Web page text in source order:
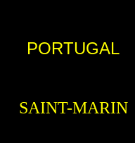
PORTUGAL
SAINT-MARIN